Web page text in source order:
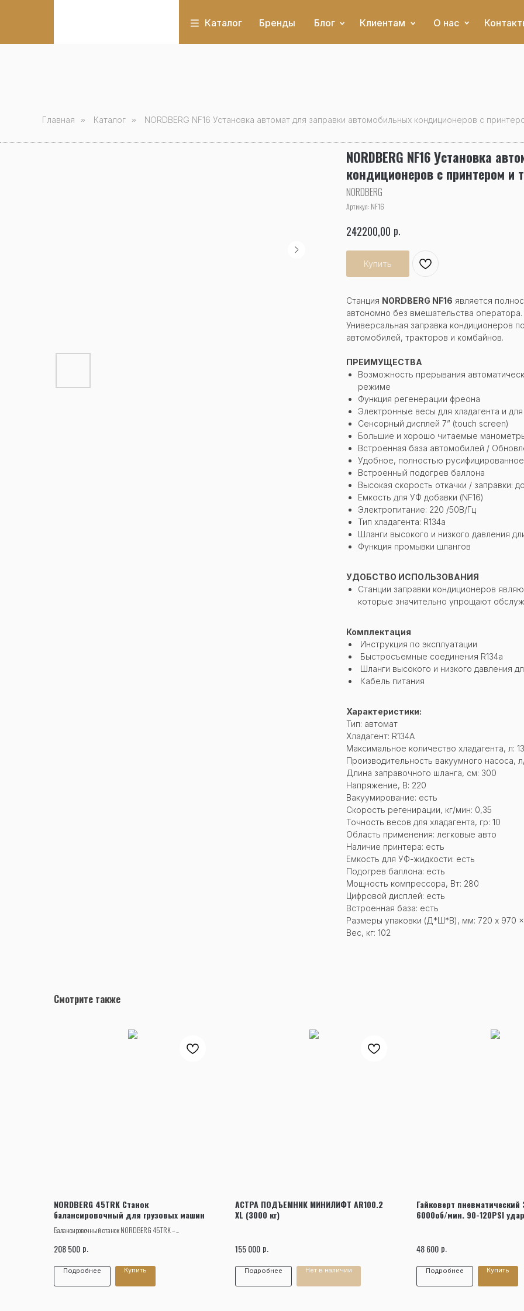
Каталог Клиентам О нас
Бренды Блог
Главная » Каталог » NORDBERG NF16 Установка автомат для заправки автомобильных кондиционеров с
NORDBERG NF16 Установка
кондиционеров с принтером и
NORDBERG
Артикул: NF16
242200,00 р.
Купить
Станция NORDBERG NF16 является
автономно без вмешательства оператора.
Универсальная заправка кондиционеров
автомобилей, тракторов и комбайнов.
ПРЕИМУЩЕСТВА
Возможность прерывания
режиме
Функция регенерации фреона
Электронные весы для хладагента и
Сенсорный дисплей 7” (touch screen)
Большие и хорошо читаемые
Встроенная база автомобилей /
Удобное, полностью
Встроенный подогрев баллона
Высокая скорость откачки / заправки:
Емкость для УФ добавки (NF16)
Электропитаниe: 220 /50В/Гц
Тип хладагента: R134a
Шланги высокого и низкого давления
Функция промывки шлангов
УДОБСТВО ИСПОЛЬЗОВАНИЯ
Станции заправки кондиционеров
которые значительно упрощают
Комплектация
Инструкция по эксплуатации
Быстросъемные соединения R134а
Шланги высокого и низкого давления
Кабель питания
Характеристики:
Тип: автомат
Хладагент: R134A
Максимальное количество хладагента, л:
Производительность вакуумного насоса,
Длина заправочного шланга, см: 300
Напряжение, В: 220
Вакуумирование: есть
Скорость регенирации, кг/мин: 0,35
Точность весов для хладагента, гр: 10
Область применения: легковые авто
Наличие принтера: есть
Емкость для УФ-жидкости: есть
Подогрев баллона: есть
Мощность компрессора, Вт: 280
Цифровой дисплей: есть
Встроенная база: есть
Размеры упаковки (Д*Ш*В), мм: 720 x 970 x
Вес, кг: 102
Смотрите также
NORDBERG 45TRK Станок
балансировочный для грузовых машин
Балансировочный станок NORDBERG 45TRK –
грузового транспорта, автобусов, а также другой техники с
208 500 р.
Подробнее Купить
АСТРА ПОДЪЕМНИК МИНИЛИФТ AR100.2
XL (3000 кг)
155 000 р.
Подробнее Нет в наличии
Гайковерт
6000об/мин. 90-120PSI
48 600 р.
Подробнее Купить